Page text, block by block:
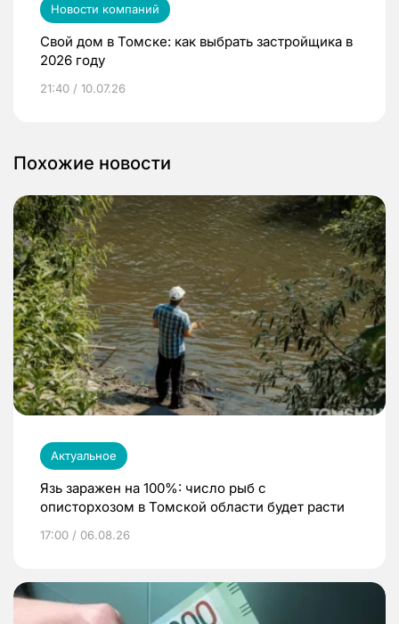
Новости компаний
Свой дом в Томске: как выбрать застройщика в
2026 году
21:40 / 10.07.26
Похожие новости
Актуальное
Язь заражен на 100%: число рыб с
описторхозом в Томской области будет расти
17:00 / 06.08.26